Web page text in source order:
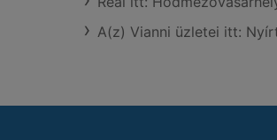
A(z) Vianni üzletei itt: